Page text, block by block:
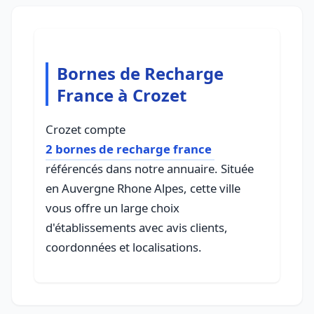
Bornes de Recharge
France à Crozet
Crozet compte
2 bornes de recharge france
référencés dans notre annuaire. Située
en Auvergne Rhone Alpes, cette ville
vous offre un large choix
d'établissements avec avis clients,
coordonnées et localisations.